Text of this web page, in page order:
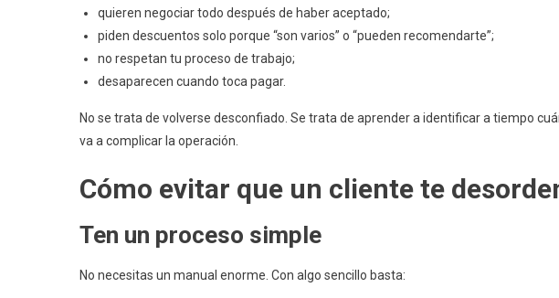
quieren negociar todo después de haber aceptado;
piden descuentos solo porque “son varios” o “pueden recomendarte”;
no respetan tu proceso de trabajo;
desaparecen cuando toca pagar.
No se trata de volverse desconfiado. Se trata de aprender a identificar a tiempo
va a complicar la operación.
Cómo evitar que un cliente te
Ten un proceso simple
No necesitas un manual enorme. Con algo sencillo basta: